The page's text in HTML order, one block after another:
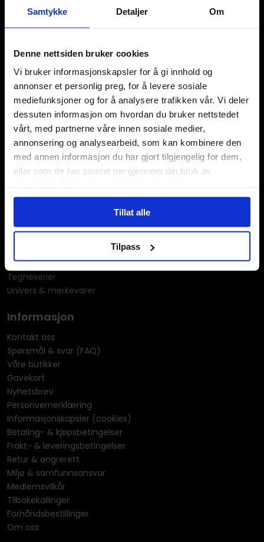
Samtykke Detaljer Om
Denne nettsiden bruker cookies
Vi bruker informasjonskapsler for å gi innhold og
annonser et personlig preg, for å levere sosiale
mediefunksjoner og for å analysere trafikken vår. Vi deler
dessuten informasjon om hvordan du bruker nettstedet
vårt, med partnerne våre innen sosiale medier,
annonsering og analysearbeid, som kan kombinere den
med annen informasjon du har gjort tilgjengelig for dem,
eller som de har samlet inn gjennom din bruk av
Tillat alle
Tilpass
Våre kategorier
Brettspill
Bøker
Godteri, mat & drikke
Hobby & fritid
Klær
Kortspill & samlekort
KPOP & musikk
Manga
Miniatyrspill
Puslespill
Tegne- og maleutstyr
Tegneserier
Univers & merkevarer
Informasjon
Kontakt oss
Spørsmål & svar (FAQ)
Våre butikker
Gavekort
Nyhetsbrev
Personvernerklæring
Informasjonskapsler (cookies)
Betaling- & kjøpsbetingelser
Frakt- & leveringsbetingelser
Retur & angrerett
Miljø & samfunnsansvar
Medlemsvilkår
Tilbakekallinger
Forhåndsbestillinger
Om oss